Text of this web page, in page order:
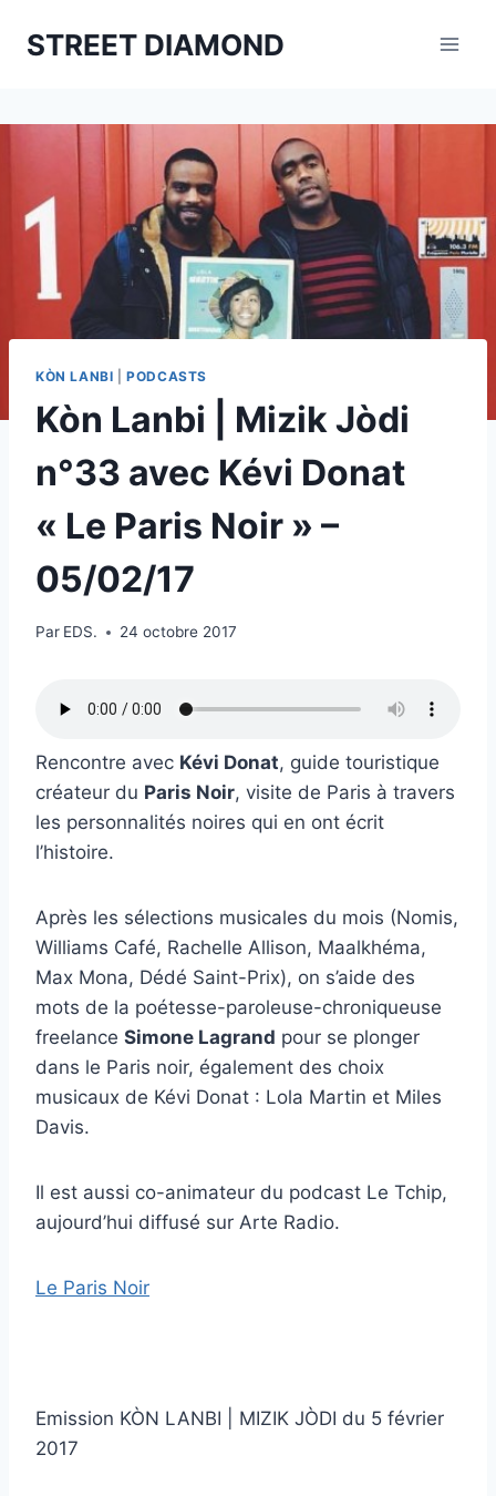
STREET DIAMOND
KÒN LANBI |PODCASTS
Kòn Lanbi | Mizik Jòdi
n°33 avec Kévi Donat
« Le Paris Noir » –
05/02/17
Par EDS. 24 octobre 2017
Rencontre avec Kévi Donat, guide touristique
créateur du Paris Noir, visite de Paris à travers
les personnalités noires qui en ont écrit
l’histoire.
Après les sélections musicales du mois (Nomis,
Williams Café, Rachelle Allison, Maalkhéma,
Max Mona, Dédé Saint-Prix), on s’aide des
mots de la poétesse-paroleuse-chroniqueuse
freelance Simone Lagrand pour se plonger
dans le Paris noir, également des choix
musicaux de Kévi Donat : Lola Martin et Miles
Davis.
Il est aussi co-animateur du podcast Le Tchip,
aujourd’hui diffusé sur Arte Radio.
Le Paris Noir
Emission KÒN LANBI | MIZIK JÒDI du 5 février
2017